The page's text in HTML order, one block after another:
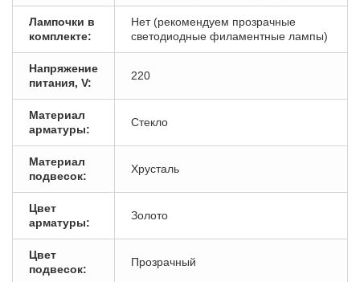
Лампочки в
комплекте:
Нет (рекомендуем прозрачные
светодиодные филаментные лампы)
Напряжение
питания, V:
220
Материал
арматуры:
Стекло
Материал
подвесок:
Хрусталь
Цвет
арматуры:
Золото
Цвет
подвесок:
Прозрачный